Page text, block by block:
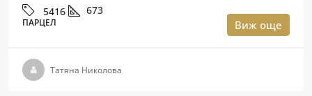
5416 673
ПАРЦЕЛ Виж още
Татяна Николова